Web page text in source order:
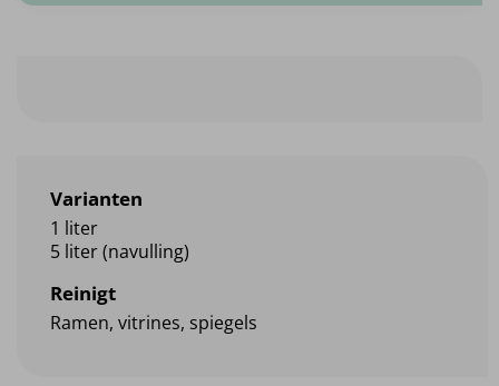
Varianten
1 liter
5 liter (navulling)
Reinigt
Ramen, vitrines, spiegels